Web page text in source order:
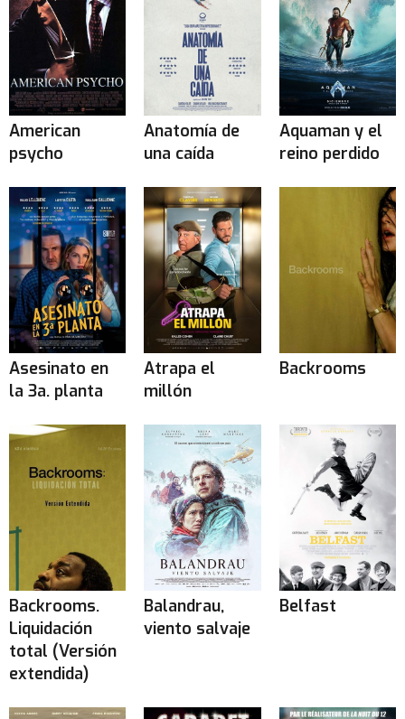
American
psycho
Anatomía de
una caída
Aquaman y el
reino perdido
Asesinato en
la 3a. planta
Atrapa el
millón
Backrooms
Backrooms.
Liquidación
total (Versión
extendida)
Balandrau,
viento salvaje
Belfast